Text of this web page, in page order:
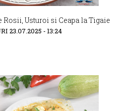
Rosii, Usturoi si Ceapa la Tigaie
23.07.2025 - 13:24